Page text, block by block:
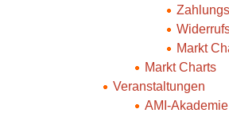
Markt
Markt Charts
Veranstaltungen
AMI-